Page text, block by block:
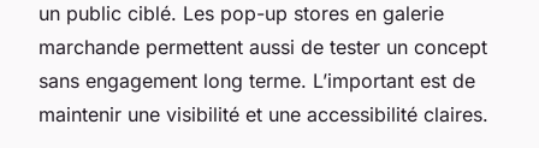
un public ciblé. Les pop-up stores en galerie
marchande permettent aussi de tester un concept
sans engagement long terme. L’important est de
maintenir une visibilité et une accessibilité claires.